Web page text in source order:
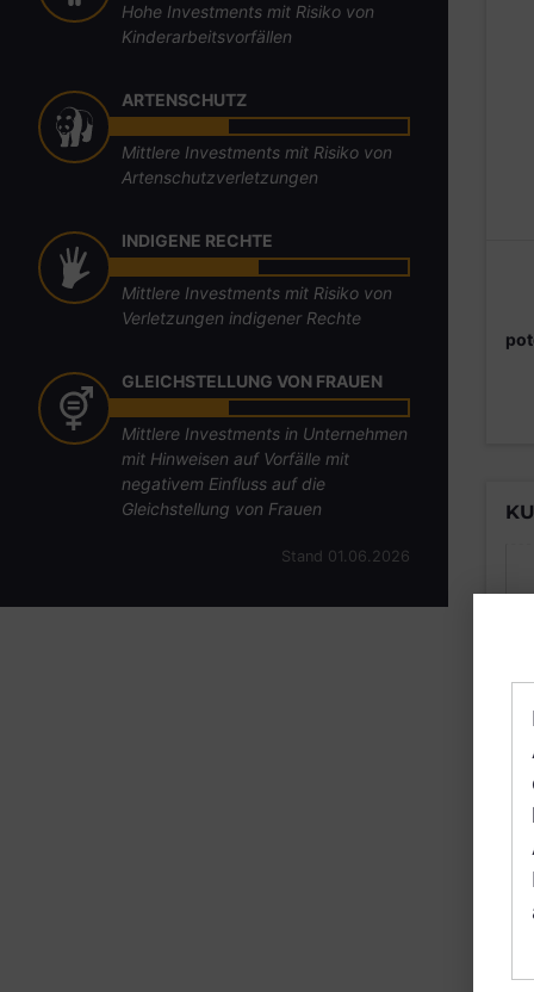
Hohe Investments mit Risiko von
Kinderarbeitsvorfällen
ARTENSCHUTZ
Mittlere Investments mit Risiko von
Artenschutzverletzungen
INDIGENE RECHTE
Mittlere Investments mit Risiko von
Verletzungen indigener Rechte
GLEICHSTELLUNG VON FRAUEN
Mittlere Investments in Unternehmen
mit Hinweisen auf Vorfälle mit
negativem Einfluss auf die
Gleichstellung von Frauen
Stand 01.06.2026